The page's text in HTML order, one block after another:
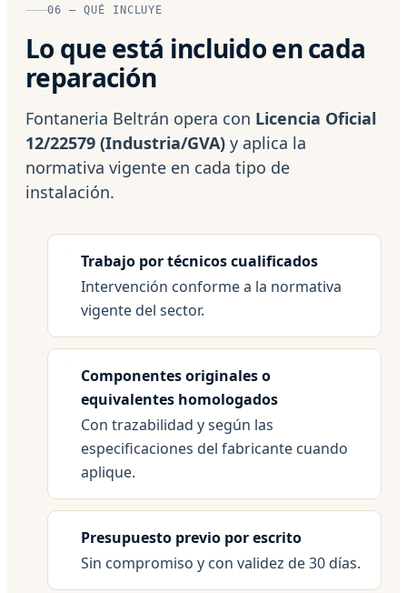
06 — QUÉ INCLUYE
Lo que está incluido en cada
reparación
Fontaneria Beltrán opera con Licencia Oficial
12/22579 (Industria/GVA) y aplica la
normativa vigente en cada tipo de
instalación.
Trabajo por técnicos cualificados
Intervención conforme a la normativa
vigente del sector.
Componentes originales o
equivalentes homologados
Con trazabilidad y según las
especificaciones del fabricante cuando
aplique.
Presupuesto previo por escrito
Sin compromiso y con validez de 30 días.